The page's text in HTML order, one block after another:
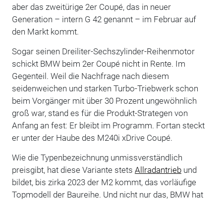
aber das zweitürige 2er Coupé, das in neuer
Generation – intern G 42 genannt – im Februar auf
den Markt kommt.
Sogar seinen Dreiliter-Sechszylinder-Reihenmotor
schickt BMW beim 2er Coupé nicht in Rente. Im
Gegenteil. Weil die Nachfrage nach diesem
seidenweichen und starken Turbo-Triebwerk schon
beim Vorgänger mit über 30 Prozent ungewöhnlich
groß war, stand es für die Produkt-Strategen von
Anfang an fest: Er bleibt im Programm. Fortan steckt
er unter der Haube des M240i xDrive Coupé.
Wie die Typenbezeichnung unmissverständlich
preisgibt, hat diese Variante stets Allradantriebund
bildet, bis zirka 2023 der M2 kommt, das vorläufige
Topmodell der Baureihe. Und nicht nur das, BMW hat